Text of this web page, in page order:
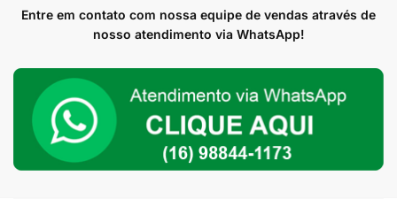
Opala
quantidade
Entre em contato com nossa equipe de vendas através de
nosso atendimento via WhatsApp!